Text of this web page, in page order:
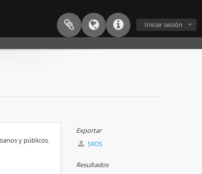
Iniciar sesión
y públicos.
Exportar
SKOS
Resultados